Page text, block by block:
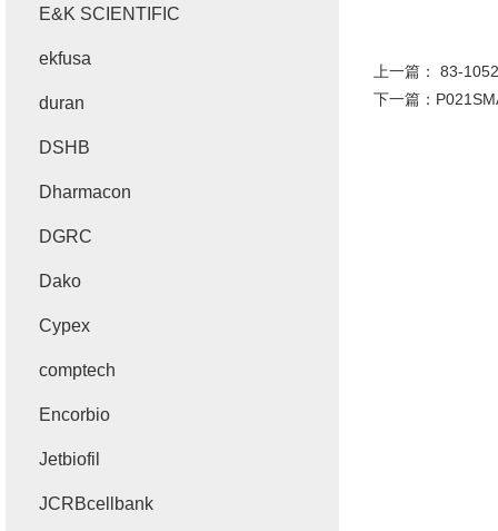
上一篇： 83-
下一篇：
E&K SCIENTIFIC
ekfusa
duran
DSHB
Dharmacon
DGRC
Dako
Cypex
comptech
Encorbio
Jetbiofil
JCRBcellbank